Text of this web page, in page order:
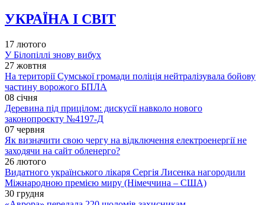
УКРАЇНА І СВІТ
17 лютого
У Білопіллі знову вибух
27 жовтня
На території Сумської громади поліція нейтралізувала бойову
частину ворожого БПЛА
08 січня
Деревина під прицілом: дискусії навколо нового
законопроєкту №4197-Д
07 червня
Як визначити свою чергу на відключення електроенергії не
заходячи на сайт обленерго?
26 лютого
Видатного українського лікаря Сергія Лисенка нагородили
Міжнародною премією миру (Німеччина – США)
30 грудня